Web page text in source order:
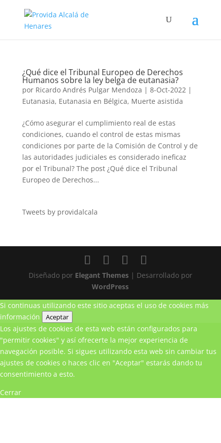
¿Qué dice el Tribunal Europeo de Derechos
Humanos sobre la ley belga de eutanasia?
por Ricardo Andrés Pulgar Mendoza | 8-Oct-2022|
Eutanasia, Eutanasia en Bélgica, Muerte asistida
¿Cómo asegurar el cumplimiento real de estas
condiciones, cuando el control de estas mismas
condiciones por parte de la Comisión de Control y de
las autoridades judiciales es considerado ineficaz
por el Tribunal? The post ¿Qué dice el Tribunal
Europeo de Derechos...
Tweets by providalcala
Diseñado por Elegant Themes| Desarrollado por
WordPress
Si continuas utilizando este sitio aceptas el uso de cookies más
información
Aceptar
Los ajustes de cookies de esta web están configurados para
"permitir cookies" y así ofrecerte la mejor experiencia de
navegación posible. Si sigues utilizando esta web sin cambiar tus
ajustes de cookies o haces clic en "Aceptar" estarás dando tu
consentimiento a esto.
Cerrar